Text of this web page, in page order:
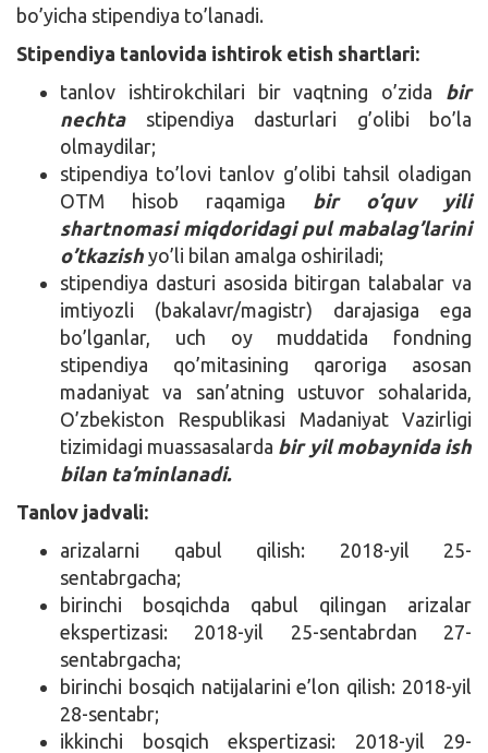
bo’yicha stipendiya to’lanadi.
Stipendiya tanlovida ishtirok etish shartlari:
tanlov ishtirokchilari bir vaqtning o’zida bir
nechtastipendiya dasturlari g’olibi bo’la
olmaydilar;
stipendiya to’lovi tanlov g’olibi tahsil oladigan
OTM hisob raqamiga bir o’quv yili
shartnomasi miqdoridagi pul mabalag’larini
o’tkazish yo’li bilan amalga oshiriladi;
stipendiya dasturi asosida bitirgan talabalar va
imtiyozli (bakalavr/magistr) darajasiga ega
bo’lganlar, uch oy muddatida fondning
stipendiya qo’mitasining qaroriga asosan
madaniyat va san’atning ustuvor sohalarida,
O’zbekiston Respublikasi Madaniyat Vazirligi
tizimidagi muassasalarda bir yil mobaynida ish
bilan ta’minlanadi.
Tanlov jadvali:
arizalarni qabul qilish: 2018-yil 25-
sentabrgacha;
birinchi bosqichda qabul qilingan arizalar
ekspertizasi: 2018-yil 25-sentabrdan 27-
sentabrgacha;
birinchi bosqich natijalarini e’lon qilish: 2018-yil
28-sentabr;
ikkinchi bosqich ekspertizasi: 2018-yil 29-